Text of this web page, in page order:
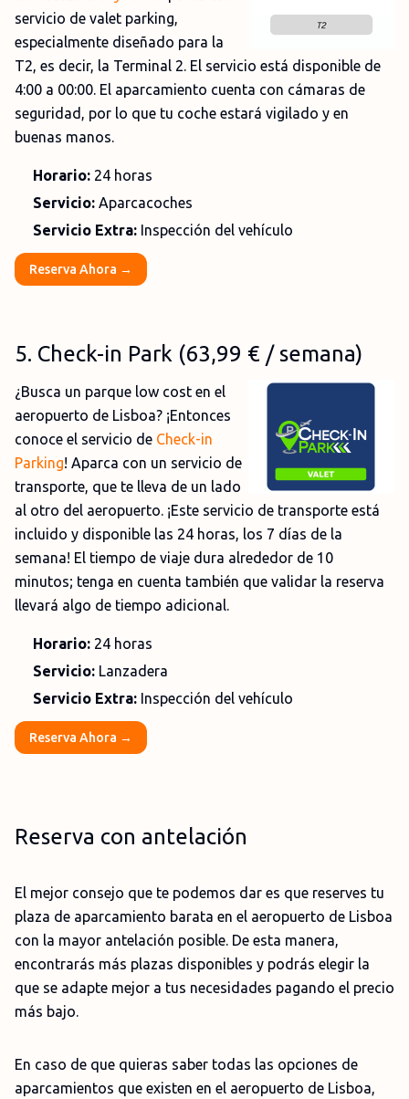
servicio de valet parking,
especialmente diseñado para la
T2, es decir, la Terminal 2. El servicio está disponible de
4:00 a 00:00. El aparcamiento cuenta con cámaras de
seguridad, por lo que tu coche estará vigilado y en
buenas manos.
Horario: 24 horas
Servicio: Aparcacoches
Servicio Extra: Inspección del vehículo
Reserva Ahora →
5. Check-in Park (63,99 € / semana)
¿Busca un parque low cost en el
aeropuerto de Lisboa? ¡Entonces
conoce el servicio de Check-in
Parking! Aparca con un servicio de
transporte, que te lleva de un lado
al otro del aeropuerto. ¡Este servicio de transporte está
incluido y disponible las 24 horas, los 7 días de la
semana! El tiempo de viaje dura alrededor de 10
minutos; tenga en cuenta también que validar la reserva
llevará algo de tiempo adicional.
Horario: 24 horas
Servicio: Lanzadera
Servicio Extra: Inspección del vehículo
Reserva Ahora →
Reserva con antelación
El mejor consejo que te podemos dar es que reserves tu
plaza de aparcamiento barata en el aeropuerto de Lisboa
con la mayor antelación posible. De esta manera,
encontrarás más plazas disponibles y podrás elegir la
que se adapte mejor a tus necesidades pagando el precio
más bajo.
En caso de que quieras saber todas las opciones de
aparcamientos que existen en el aeropuerto de Lisboa,